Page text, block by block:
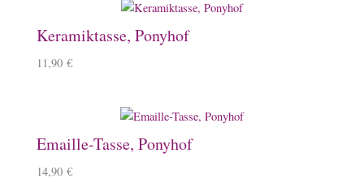
Keramiktasse, Ponyhof
11,90 €
Emaille-Tasse, Ponyhof
14,90 €